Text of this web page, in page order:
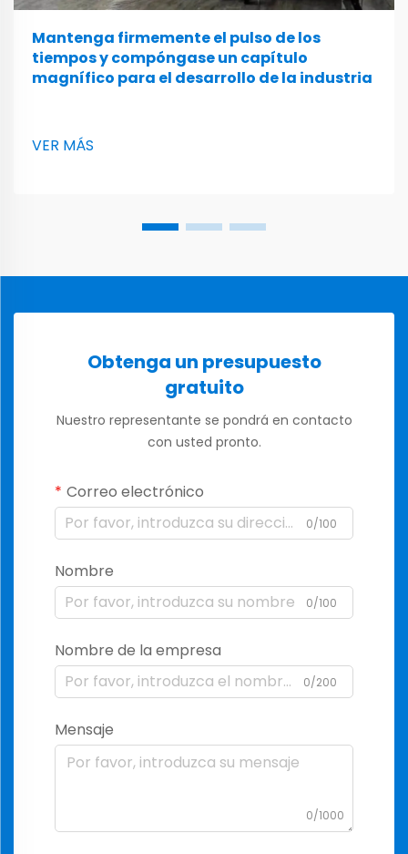
Mantenga firmemente el pulso de los
tiempos y compóngase un capítulo
magnífico para el desarrollo de la industria
VER MÁS
Obtenga un presupuesto
gratuito
Nuestro representante se pondrá en contacto
con usted pronto.
Correo electrónico
0/100
Nombre
0/100
Nombre de la empresa
0/200
Mensaje
0/1000